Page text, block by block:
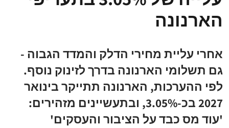
הארנונה
אחרי עליית מחירי הדלק והמדד הגבוה -
גם תשלומי הארנונה בדרך לזינוק נוסף.
לפי ההערכות, הארנונה תתייקר בינואר
2027 בכ-3.05%, ובתעשיינים מזהירים:
'עוד מס כבד על הציבור והעסקים'